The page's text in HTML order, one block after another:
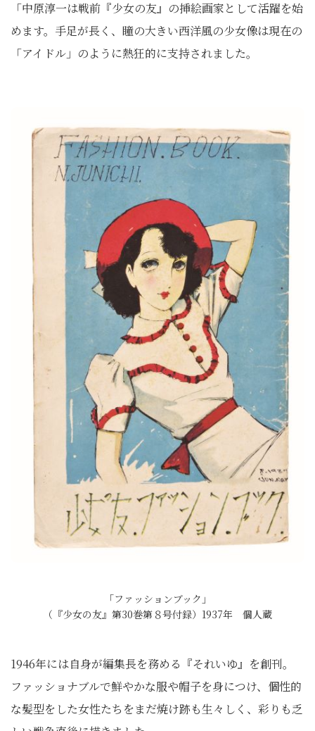
「中原淳一は戦前『少女の友』の挿絵画家として活躍を始
めます。手足が長く、瞳の大きい西洋風の少女像は現在の
「アイドル」のように熱狂的に支持されました。
「ファッションブック」
（『少女の友』第30巻第８号付録）1937年 個人蔵
1946年には自身が編集長を務める『それいゆ』を創刊。
ファッショナブルで鮮やかな服や帽子を身につけ、個性的
な髪型をした女性たちをまだ焼け跡も生々しく、彩りも乏